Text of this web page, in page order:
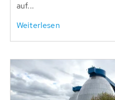
auf...
Weiterlesen